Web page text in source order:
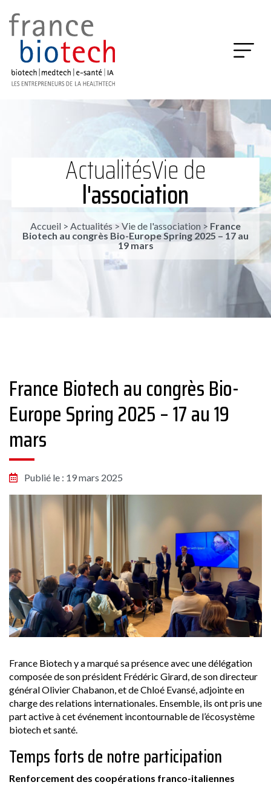
ActualitésVie de
l'association
Accueil > Actualités > Vie de l'association > France
Biotech au congrès Bio-Europe Spring 2025 – 17 au
19 mars
France Biotech au congrès Bio-
Europe Spring 2025 – 17 au 19
mars
Publié le : 19 mars 2025
France Biotech y a marqué sa présence avec une délégation
composée de son président Frédéric Girard, de son directeur
général Olivier Chabanon, et de Chloé Evansé, adjointe en
charge des relations internationales. Ensemble, ils ont pris une
part active à cet événement incontournable de l’écosystème
biotech et santé.
Temps forts de notre participation
Renforcement des coopérations franco-italiennes